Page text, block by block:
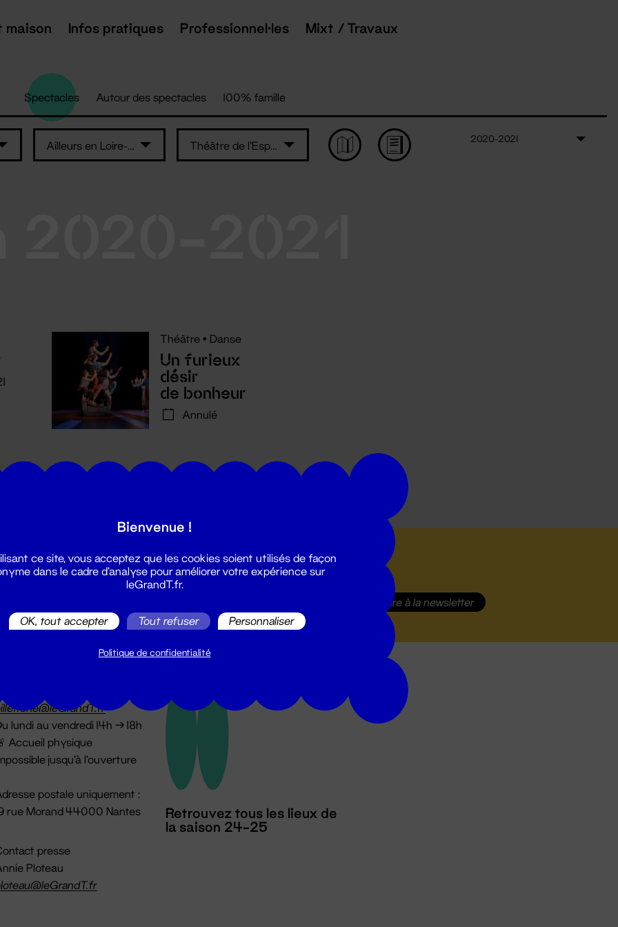
maison Infos pratiques Professionnel·les Mixt / Travaux
Spectacles Autour des spectacles 100% famille
Ailleurs en Loire-Atlantique Théâtre de l'Espace de Retz
2020-2021
Théâtre • Danse
Un furieux
désir
de bonheur
Annulé
les actualités du Grand T :
S'inscrire à la newsletter
lundi au vendredi 14h → 18h
Accueil physique
jusqu'à l'ouverture
postale uniquement :
rue Morand 44000 Nantes
presse
Ploteau
Retrouvez tous les lieux de
la saison 24-25
Bienvenue !
ce site, vous acceptez que les cookies soient utilisés de façon
dans le cadre d'analyse pour améliorer votre expérience sur
leGrandT.fr.
OK, tout accepter Tout refuser Personnaliser
Politique de confidentialité